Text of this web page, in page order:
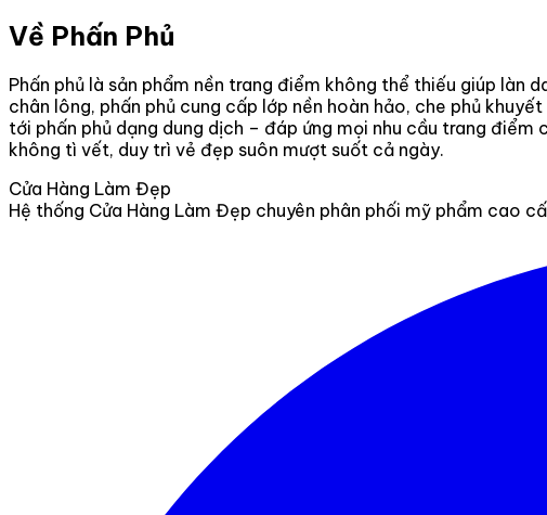
Về Phấn Phủ
Phấn phủ là sản phẩm nền trang điểm không thể thiếu giúp làn
chân lông, phấn phủ cung cấp lớp nền hoàn hảo, che phủ
tới phấn phủ dạng dung dịch – đáp ứng mọi nhu cầu trang
không tì vết, duy trì vẻ đẹp suôn mượt suốt cả ngày.
Cửa Hàng Làm Đẹp
Hệ thống Cửa Hàng Làm Đẹp chuyên phân phối mỹ phẩm cao